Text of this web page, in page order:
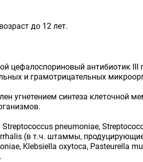
до 12 лет.
цефалоспориновый антибиотик
и грамотрицательных
угнетением синтеза клеточной
pneumoniae,
(в т.ч. штаммы,
Klebsiella oxytoca, Pasteurella